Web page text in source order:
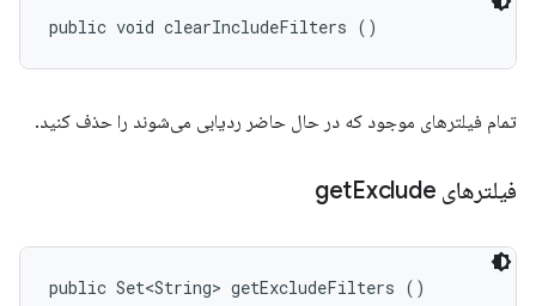
public void clearIncludeFilters ()
تمام فیلترهای موجود که در حال حاضر ردیابی می‌شوند را حذف کنید.
فیلترهای get Exclude
public Set<String> getExcludeFilters ()